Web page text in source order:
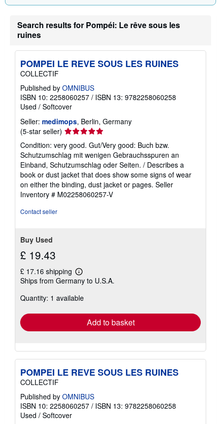
r
Search results for Pompéi: Le rêve sous les
ruines
POMPEI LE REVE SOUS LES RUINES
COLLECTIF
Published by OMNIBUS
ISBN 10: 2258060257 / ISBN 13: 9782258060258
Used / Softcover
Seller: medimops, Berlin, Germany
(5-star seller) Seller
5
out
of
5
stars
Condition: very good. Gut/Very good: Buch bzw.
Schutzumschlag mit wenigen Gebrauchsspuren an
Einband, Schutzumschlag oder Seiten. / Describes a
book or dust jacket that does show some signs of wear
on either the binding, dust jacket or pages. Seller
Inventory # M02258060257-V
Contact seller
Buy Used
£ 19.43
£ 17.16 shipping
Learn
more
shipping
Ships from Germany to U.S.A.
Quantity: 1 available
Add to basket
POMPEI LE REVE SOUS LES RUINES
COLLECTIF
Published by OMNIBUS
ISBN 10: 2258060257 / ISBN 13: 9782258060258
Used / Softcover